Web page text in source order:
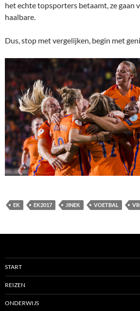
het echte topsporters betaamt, ze gaan
haalbare.
Dus, stop met vergelijken, begin met
EK EK2017 JINEK VOETBAL
START
REIZEN
ONDERWIJS